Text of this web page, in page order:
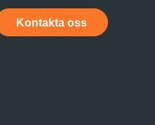
Kontakta oss